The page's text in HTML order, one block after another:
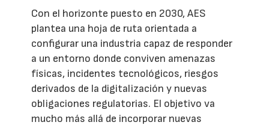
Con el horizonte puesto en 2030, AES
plantea una hoja de ruta orientada a
configurar una industria capaz de responder
a un entorno donde conviven amenazas
físicas, incidentes tecnológicos, riesgos
derivados de la digitalización y nuevas
obligaciones regulatorias. El objetivo va
mucho más allá de incorporar nuevas